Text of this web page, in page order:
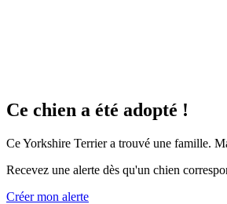
Ce chien a été adopté !
Ce Yorkshire Terrier a trouvé une famille.
Recevez une alerte dès qu'un chien
Créer mon alerte